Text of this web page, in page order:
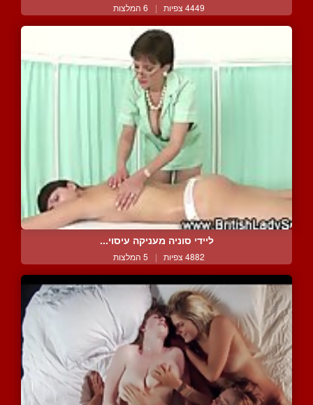
4449 צפיות | 6 המלצות
ליידי סוניה מעניקה עיסוי...
4882 צפיות | 5 המלצות